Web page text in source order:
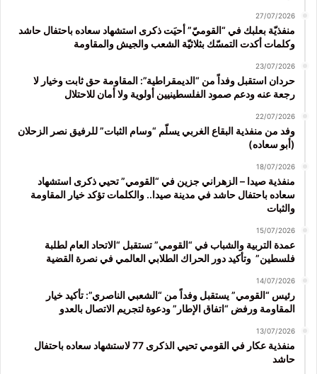
27/07/2026
منفذيّة بعلبك في “القوميّ” أحيَت ذكرى استشهاد سعاده باحتفال حاشد
وكلمات أكدت التمسّك بثلاثيّة الشعب والجيش والمقاومة
23/07/2026
حردان استقبل وفداً من “الديمقراطية”: المقاومة حق ثابت وخيار لا
رجعة عنه ودعم صمود الفلسطينيين أولوية ولا أمان للاحتلال
22/07/2026
وفد من منفذية البقاع الغربي يسلّم “وسام الثبات” للرفيق نصر الزحلان
(أبو سعاده)
18/07/2026
منفذية صيدا – الزهراني جزين في “القومي” تحيي ذكرى استشهاد
سعاده باحتفال حاشد في مدينة صيدا.. والكلمات تؤكد خيار المقاومة
والثبات
15/07/2026
عمدة التربية والشباب في “القومي” تستقبل “الاتحاد العام لطلبة
فلسطين” وتأكيد دور الحراك الطلابي العالمي في نصرة القضية
14/07/2026
رئيس “القومي” يستقبل وفداً من “الشعبي الناصري”: تأكيد خيار
المقاومة ورفض “اتفاق الإطار” ودعوة لتجريم الاتصال بالعدو
13/07/2026
منفذية عكار في القومي تحيي الذكرى 77 لاستشهاد سعاده باحتفال
حاشد